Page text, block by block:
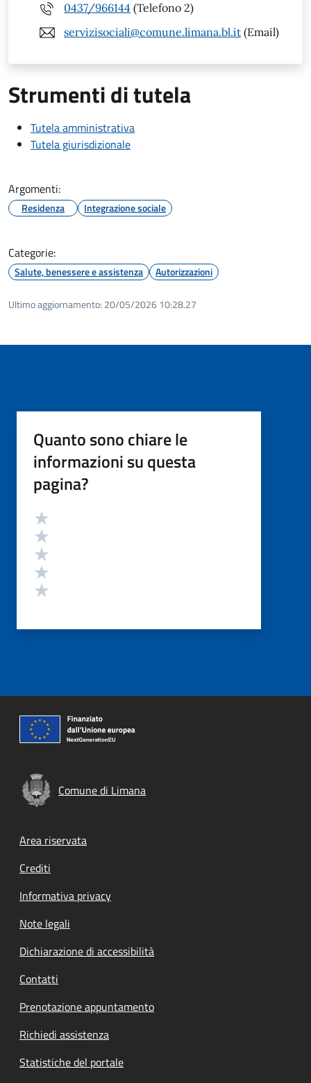
0437/966144 (Telefono 2)
servizisociali@comune.limana.bl.it (Email)
Strumenti di tutela
Tutela amministrativa
Tutela giurisdizionale
Argomenti:
Residenza Integrazione sociale
Categorie:
Salute, benessere e assistenza Autorizzazioni
Ultimo aggiornamento: 20/05/2026 10:28.27
Quanto sono chiare le
informazioni su questa
pagina?
Valutazione
Comune di Limana
Footer menu
Area riservata
Crediti
Informativa privacy
Note legali
Dichiarazione di accessibilità
Contatti
Prenotazione appuntamento
Richiedi assistenza
Statistiche del portale